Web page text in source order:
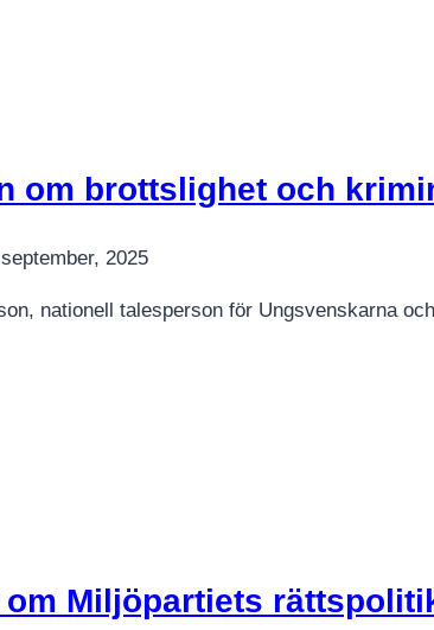
om brottslighet och
2025
nationell talesperson för Ungsvenskarna
om Miljöpartiets